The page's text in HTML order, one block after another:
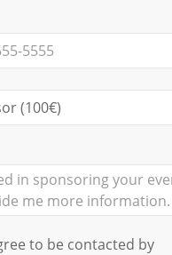
to be contacted by